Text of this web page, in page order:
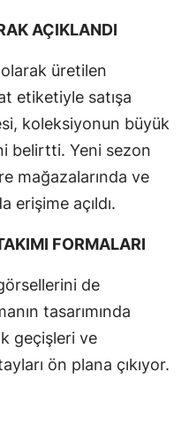
AÇIKLANDI
üretilen
etiketiyle satışa
koleksiyonun büyük
belirtti. Yeni sezon
mağazalarında ve
erişime açıldı.
FORMALARI
de
tasarımında
geçişleri ve
ön plana çıkıyor.